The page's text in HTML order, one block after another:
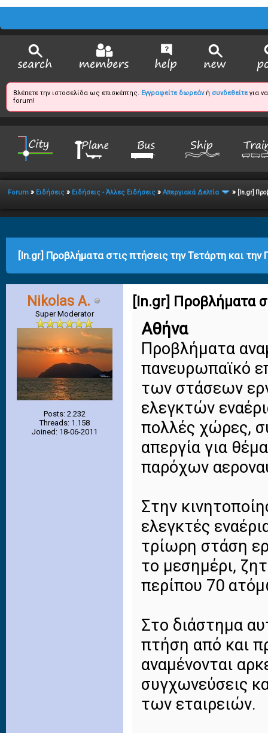
Βλέπετε την ιστοσελίδα ως επισκέπτης. Εγγραφείτε δωρεάνή συνδεθείτεγια
forum!
Forum » Ειδήσεις » Ειδήσεις - Άλλες Ειδήσεις » Απεργιακά Δελτία » [In.gr]
[In.gr] Προβλήματα στις πτήσεις την Τετάρτη και την
Nikolas A.
Super Moderator
Posts: 2.232
Threads: 1.158
Joined: 18-06-2011
[In.gr] Προβλήματα
Αθήνα
Προβλήματα
πανευρωπαϊκό
των στάσεων
ελεγκτών
πολλές χώρες,
απεργία για
παρόχων
Στην
ελεγκτές
τρίωρη στάση
το μεσημέρι,
περίπου 70
Στο διάστημα
πτήση από και
αναμένονται
συγχωνεύσεις
των εταιρειών.